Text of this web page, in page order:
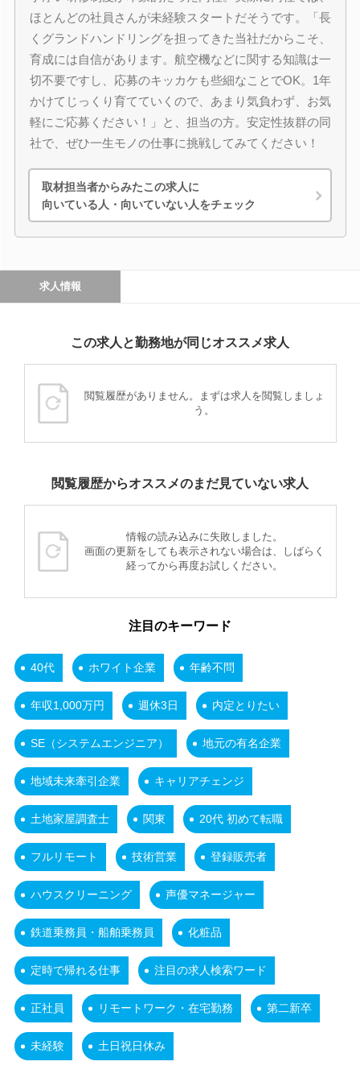
ほとんどの社員さんが未経験スタートだそうです。「長
くグランドハンドリングを担ってきた当社だからこそ、
育成には自信があります。航空機などに関する知識は一
切不要ですし、応募のキッカケも些細なことでOK。1年
かけてじっくり育てていくので、あまり気負わず、お気
軽にご応募ください！」と、担当の方。安定性抜群の同
社で、ぜひ一生モノの仕事に挑戦してみてください！
取材担当者からみたこの求人に
向いている人・向いていない人をチェック
求人情報
この求人と勤務地が同じオススメ求人
閲覧履歴がありません。まずは求人を閲覧しましょ
う。
閲覧履歴からオススメのまだ見ていない求人
情報の読み込みに失敗しました。
画面の更新をしても表示されない場合は、しばらく
経ってから再度お試しください。
注目のキーワード
40代 ホワイト企業 年齢不問
年収1,000万円 週休3日 内定とりたい
SE（システムエンジニア） 地元の有名企業
地域未来牽引企業 キャリアチェンジ
土地家屋調査士 関東 20代 初めて転職
フルリモート 技術営業 登録販売者
ハウスクリーニング 声優マネージャー
鉄道乗務員・船舶乗務員 化粧品
定時で帰れる仕事 注目の求人検索ワード
正社員 リモートワーク・在宅勤務 第二新卒
未経験 土日祝日休み